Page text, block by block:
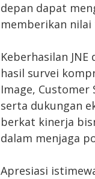
depan dapat
memberikan
Keberhasilan
hasil survei
Image,
serta dukungan
berkat kinerja
dalam menjaga
Apresiasi